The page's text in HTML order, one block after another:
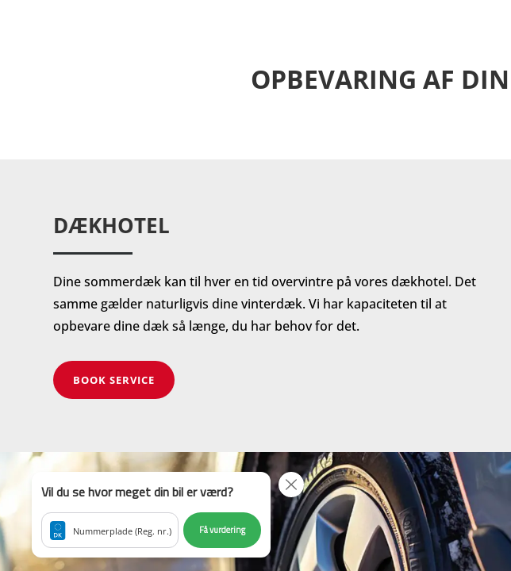
OPBEVARING AF
DÆKHOTEL
Dine sommerdæk kan til hver en tid overvintre på vores dækhotel. Det
samme gælder naturligvis dine vinterdæk. Vi har kapaciteten til at
opbevare dine dæk så længe, du har behov for det.
BOOK SERVICE
Vil du se hvor meget din bil er værd?
Nummerplade (Reg. nr.) Få vurdering